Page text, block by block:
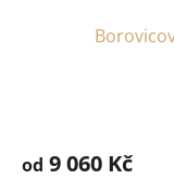
od 9 060 Kč